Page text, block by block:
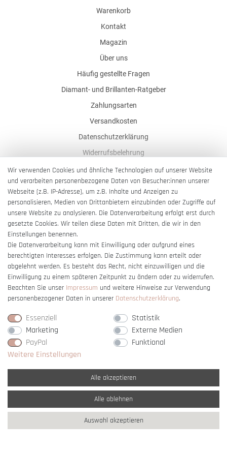
Warenkorb
Kontakt
Magazin
Über uns
Häufig gestellte Fragen
Diamant- und Brillanten-Ratgeber
Zahlungsarten
Versandkosten
Datenschutzerklärung
Widerrufsbelehrung
AGB
Impressum
Barrierefreiheitserklärung
Vertrag widerrufen
* Alle Preise verstehen sich inkl. gesetzl. MwSt. undzzgl. Versandkosten
** Nur innerhalb Deutschlands© copyright 2007-2026 Schmuck Krone / Alle
Rechte vorbehalten / powered bycreateyourtemplate
Wir verwenden Cookies und ähnliche Technologien auf unserer Website
und verarbeiten personenbezogene Daten von Besucher:innen unserer
Webseite (z.B. IP-Adresse), um z.B. Inhalte und Anzeigen zu
personalisieren, Medien von Drittanbietern einzubinden oder Zugriffe auf
unsere Website zu analysieren. Die Datenverarbeitung erfolgt erst durch
gesetzte Cookies. Wir teilen diese Daten mit Dritten, die wir in den
Einstellungen benennen.
Die Datenverarbeitung kann mit Einwilligung oder aufgrund eines
berechtigten Interesses erfolgen. Die Zustimmung kann erteilt oder
abgelehnt werden. Es besteht das Recht, nicht einzuwilligen und die
Einwilligung zu einem späteren Zeitpunkt zu ändern oder zu widerrufen.
Beachten Sie unser Impressum und weitere Hinweise zur Verwendung
personenbezogener Daten in unserer Daten­schutz­erklärung.
Essenziell
Statistik
Marketing
Externe Medien
PayPal
Funktional
Weitere Einstellungen
Alle akzeptieren
Alle ablehnen
Auswahl akzeptieren